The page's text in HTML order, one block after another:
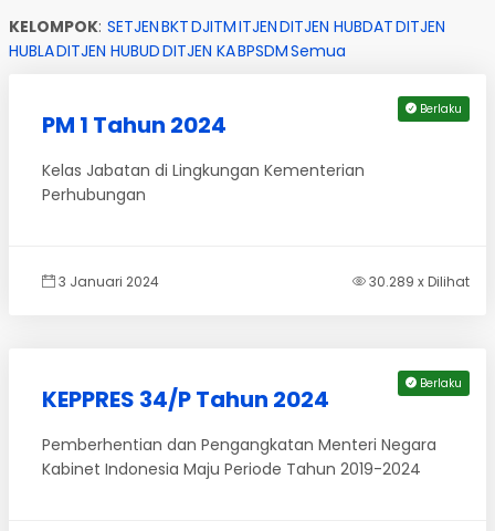
KELOMPOK: SETJENBKTDJITMITJENDITJEN HUBDATDITJEN
HUBLADITJEN HUBUDDITJEN KABPSDMSemua
Berlaku
PM 1 Tahun 2024
Kelas Jabatan di Lingkungan Kementerian
Perhubungan
3 Januari 2024 30.289 x Dilihat
Berlaku
KEPPRES 34/P Tahun 2024
Pemberhentian dan Pengangkatan Menteri Negara
Kabinet Indonesia Maju Periode Tahun 2019-2024